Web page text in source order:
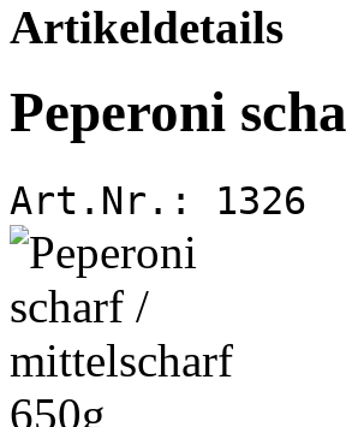
Artikeldetails
Peperoni
Art.Nr.: 1326